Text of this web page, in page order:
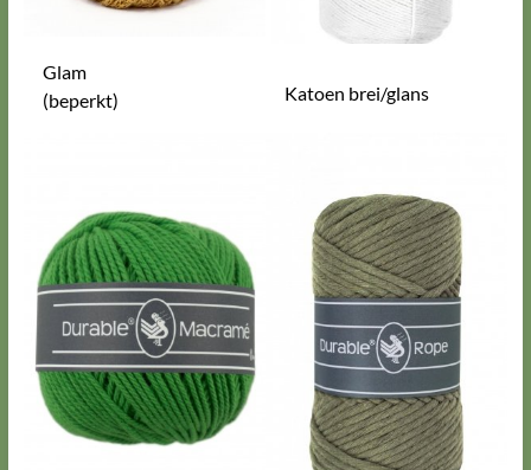
Glam
(beperkt)
Katoen brei/glans